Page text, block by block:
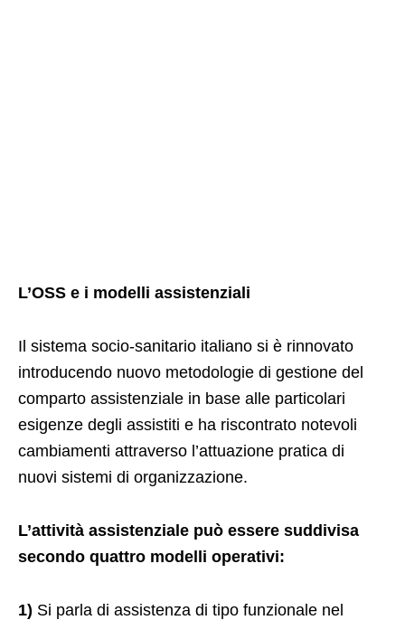
L’OSS e i modelli assistenziali
Il sistema socio-sanitario italiano si è rinnovato
introducendo nuovo metodologie di gestione del
comparto assistenziale in base alle particolari
esigenze degli assistiti e ha riscontrato notevoli
cambiamenti attraverso l’attuazione pratica di
nuovi sistemi di organizzazione.
L’attività assistenziale può essere suddivisa
secondo quattro modelli operativi:
1) Si parla di assistenza di tipo funzionale nel